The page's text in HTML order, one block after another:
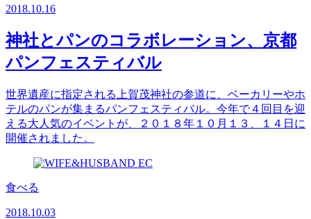
2018.10.16
神社とパンのコラボレーション、京都
パンフェスティバル
世界遺産に指定される上賀茂神社の参道に、ベーカリーやホ
テルのパンが集まるパンフェスティバル。今年で４回目を迎
える大人気のイベントが、２０１８年１０月１３、１４日に
開催されました。
食べる
2018.10.03